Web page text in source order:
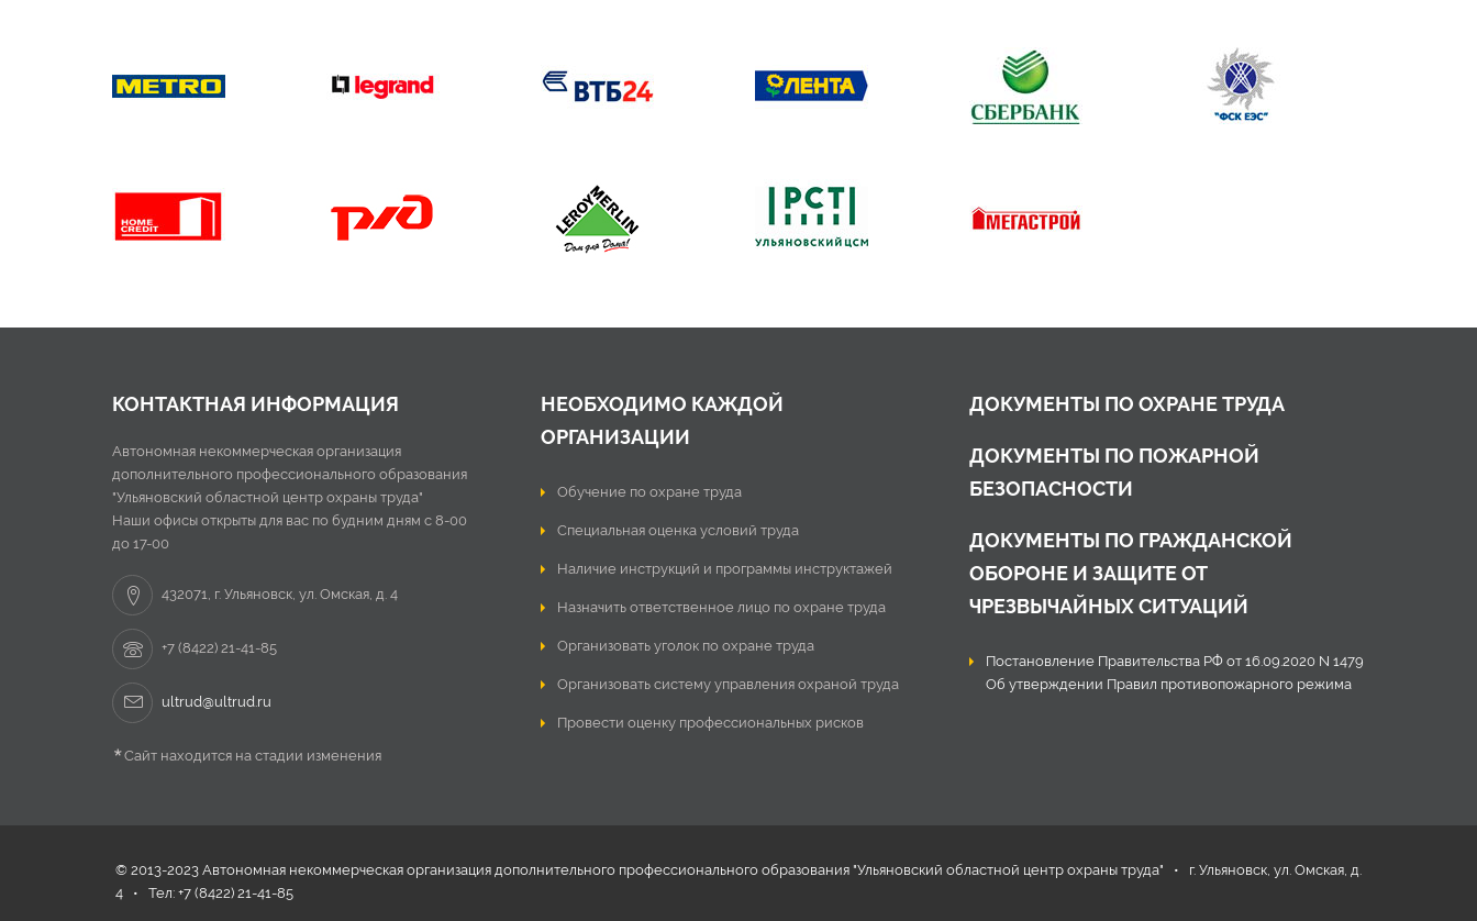
КОНТАКТНАЯ ИНФОРМАЦИЯ
Автономная некоммерческая организация
дополнительного профессионального образования
"Ульяновский областной центр охраны труда"
Наши офисы открыты для вас по будним дням с 8-00
до 17-00
432071, г. Ульяновск, ул. Омская, д. 4
+7 (8422) 21-41-85
ultrud@ultrud.ru
*Сайт находится на стадии изменения
НЕОБХОДИМО КАЖДОЙ
ОРГАНИЗАЦИИ
Обучение по охране труда
Специальная оценка условий труда
Наличие инструкций и программы инструктажей
Назначить ответственное лицо по охране труда
Организовать уголок по охране труда
Организовать систему управления охраной труда
Провести оценку профессиональных рисков
ДОКУМЕНТЫ ПО ОХРАНЕ ТРУДА
ДОКУМЕНТЫ ПО ПОЖАРНОЙ
БЕЗОПАСНОСТИ
ДОКУМЕНТЫ ПО ГРАЖДАНСКОЙ
ОБОРОНЕ И ЗАЩИТЕ ОТ
ЧРЕЗВЫЧАЙНЫХ СИТУАЦИЙ
Постановление Правительства РФ от 16.09.2020 N 1479
Об утверждении Правил противопожарного режима
© 2013-2023 Автономная некоммерческая организация дополнительного профессионального образования "Ульяновский областной центр охраны труда" • г. Ульяновск, ул. Омская, д.
4 • Тел: +7 (8422) 21-41-85